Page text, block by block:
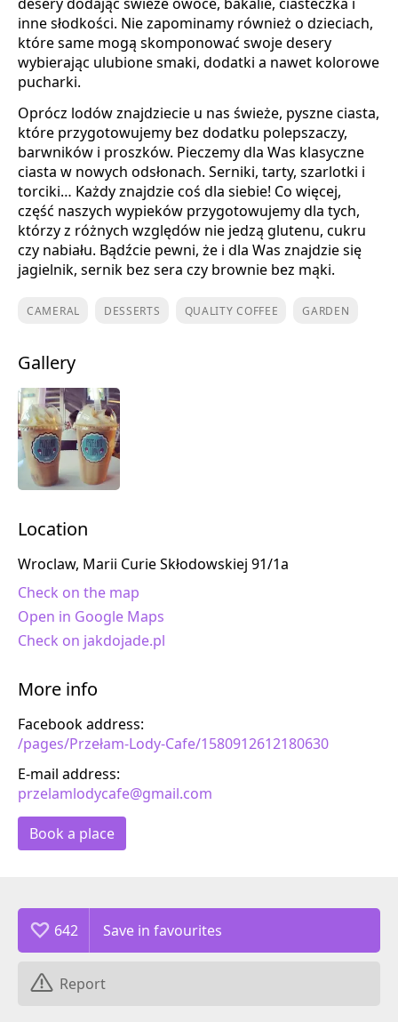
inne słodkości. Nie zapominamy również o dzieciach,
które same mogą skomponować swoje desery
wybierając ulubione smaki, dodatki a nawet kolorowe
pucharki.
Oprócz lodów znajdziecie u nas świeże, pyszne ciasta,
które przygotowujemy bez dodatku polepszaczy,
barwników i proszków. Pieczemy dla Was klasyczne
ciasta w nowych odsłonach. Serniki, tarty, szarlotki i
torciki… Każdy znajdzie coś dla siebie! Co więcej,
część naszych wypieków przygotowujemy dla tych,
którzy z różnych względów nie jedzą glutenu, cukru
czy nabiału. Bądźcie pewni, że i dla Was znajdzie się
jagielnik, sernik bez sera czy brownie bez mąki.
CAMERAL DESSERTS QUALITY COFFEE GARDEN
Gallery
Location
Wroclaw, Marii Curie Skłodowskiej 91/1a
Check on the map
Open in Google Maps
Check on jakdojade.pl
More info
Facebook address:
/pages/Przełam-Lody-Cafe/1580912612180630
E-mail address:
przelamlodycafe@gmail.com
Book a place
642
Report